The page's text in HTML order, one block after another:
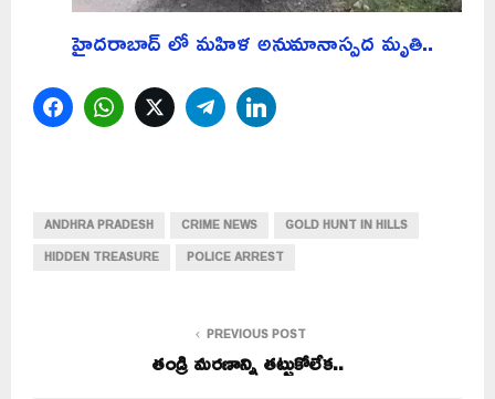
హైదరాబాద్ లో మహిళ అనుమానాస్పద మృతి..
FacebookWhatsAppTwitterTelegram
ANDHRA PRADESH CRIME NEWS
GOLD HUNT IN HILLS
HIDDEN TREASURE
POLICE ARREST
PREVIOUS POST
తండ్రి మరణాన్ని తట్టుకోలేక..